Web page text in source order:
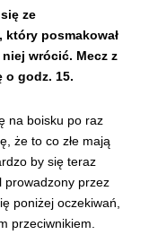
ze
który posmakował
wrócić. Mecz z
o godz. 15.
na boisku po raz
że to co złe mają
by się teraz
prowadzony przez
poniżej oczekiwań,
przeciwnikiem.